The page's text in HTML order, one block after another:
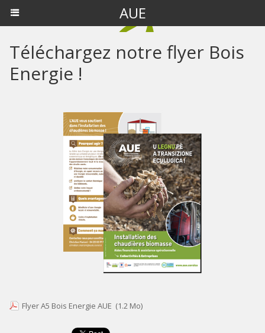
AUE
Téléchargez notre flyer Bois
Energie !
Flyer A5 Bois Energie AUE (1.2 Mo)